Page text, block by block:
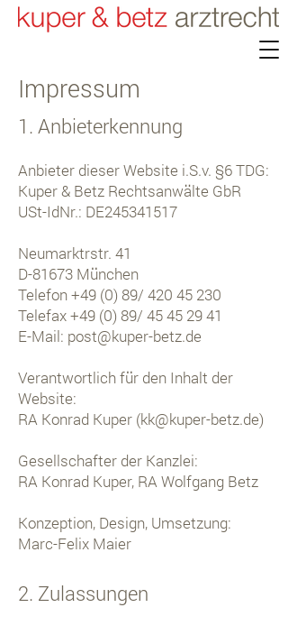
Impressum
1. Anbieterkennung
Anbieter dieser Website i.S.v. §6 TDG:
Kuper & Betz Rechtsanwälte GbR
USt-IdNr.: DE245341517
Neumarktrstr. 41
D-81673 München
Telefon +49 (0) 89/ 420 45 230
Telefax +49 (0) 89/ 45 45 29 41
E-Mail: post@kuper-betz.de
Verantwortlich für den Inhalt der
Website:
RA Konrad Kuper (kk@kuper-betz.de)
Gesellschafter der Kanzlei:
RA Konrad Kuper, RA Wolfgang Betz
Konzeption, Design, Umsetzung:
Marc-Felix Maier
2. Zulassungen